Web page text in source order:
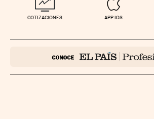
COTIZACIONES APP IOS